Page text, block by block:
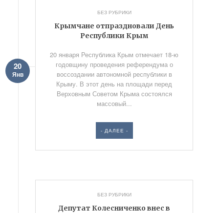
БЕЗ РУБРИКИ
Крымчане отпраздновали День
Республики Крым
20
Янв
20 января Республика Крым отмечает 18-ю
годовщину проведения референдума о
воссоздании автономной республики в
Крыму. В этот день на площади перед
Верховным Советом Крыма состоялся
массовый...
- ДАЛЕЕ -
БЕЗ РУБРИКИ
Депутат Колесниченко внес в